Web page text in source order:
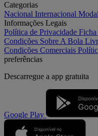
Categorias
Nacional Internacional
Informações Legais
Política de Privacidade Ficha
Condições Sobre A Bola
Condições Comerciais
preferências
Descarregue a app gratuita
Google Play